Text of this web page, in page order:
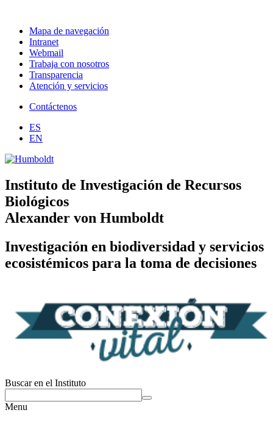
Mapa de navegación
Intranet
Webmail
Trabaja con nosotros
Transparencia
Atención y servicios
Contáctenos
ES
EN
Instituto de Investigación de Recursos
Biológicos
Alexander von Humboldt
Investigación en biodiversidad y servicios
ecosistémicos para la toma de decisiones
Buscar en el Instituto
Menu